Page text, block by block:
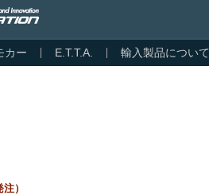
カー E.T.T.A. 輸入製品について
）